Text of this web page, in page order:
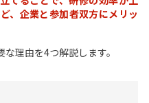
、企業と参加者双方にメリッ
理由を4つ解説します。